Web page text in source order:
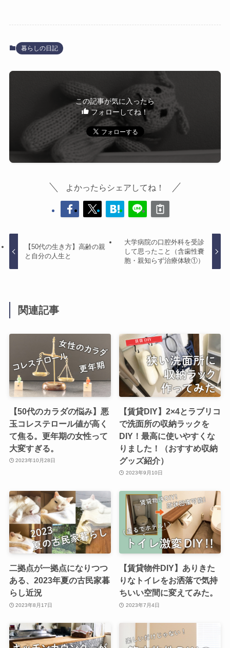
暮らしの日記
この記事が気に入ったら
フォローしてね！
よかったらシェアしてね！
【50代の生き方】高齢の親
と自分の人生と
大学病院の口腔外科を受診
して思ったこと（含歯性嚢
胞・親知らず治療体験①）
関連記事
【50代のカラダの悩み】悪
玉コレステロール値が高く
て焦る。更年期の女性って
大変すぎる。
2023年10月28日
【賃貸DIY】2×4とラブリコ
で洗面所の収納ラックを
DIY！最高に使いやすくな
りました！（おすすめ収納
グッズ紹介）
2023年9月10日
二拠点が一拠点になりつつ
ある、2023年夏の古民家暮
らし近況
2023年8月17日
【賃貸物件DIY】ありきた
りなトイレをお洒落で気持
ちいい空間に変えてみた。
2023年7月4日